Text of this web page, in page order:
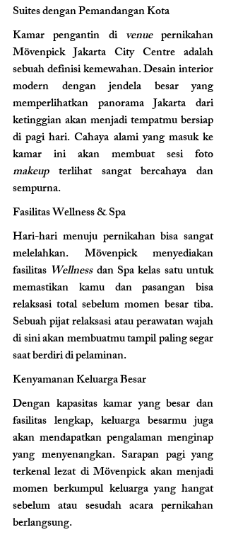
Suites dengan Pemandangan Kota
Kamar pengantin di venue pernikahan
Mövenpick Jakarta City Centre adalah
sebuah definisi kemewahan. Desain interior
modern dengan jendela besar yang
memperlihatkan panorama Jakarta dari
ketinggian akan menjadi tempatmu bersiap
di pagi hari. Cahaya alami yang masuk ke
makeup terlihat sangat bercahaya dan
sempurna.
Fasilitas Wellness & Spa
Hari-hari menuju pernikahan bisa sangat
melelahkan. Mövenpick menyediakan
fasilitas Wellness dan Spa kelas satu untuk
memastikan kamu dan pasangan bisa
relaksasi total sebelum momen besar tiba.
Sebuah pijat relaksasi atau perawatan wajah
di sini akan membuatmu tampil paling segar
saat berdiri di pelaminan.
Kenyamanan Keluarga Besar
Dengan kapasitas kamar yang besar dan
fasilitas lengkap, keluarga besarmu juga
akan mendapatkan pengalaman menginap
yang menyenangkan. Sarapan pagi yang
terkenal lezat di Mövenpick akan menjadi
momen berkumpul keluarga yang hangat
sebelum atau sesudah acara pernikahan
berlangsung.